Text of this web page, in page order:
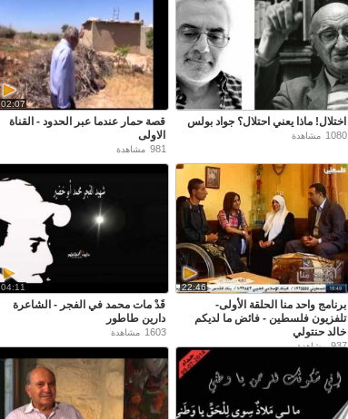
اختلال! ماذا يعني احتلال؟ جواد بولس
1080 مشاهدة
02:07
قصة حمار عندما عبر الحدود - القناة
الاولى
981 مشاهدة
22:46
برنامج واحد منا الحلقة الأولى-
تلفزيون فلسطين - فائض ما لديكم
خالد حنتولي
937مشاهدة
04:11
قَدْ مات محمد في الفجر - الشاعرة
دارين طاطور
1603 مشاهدة